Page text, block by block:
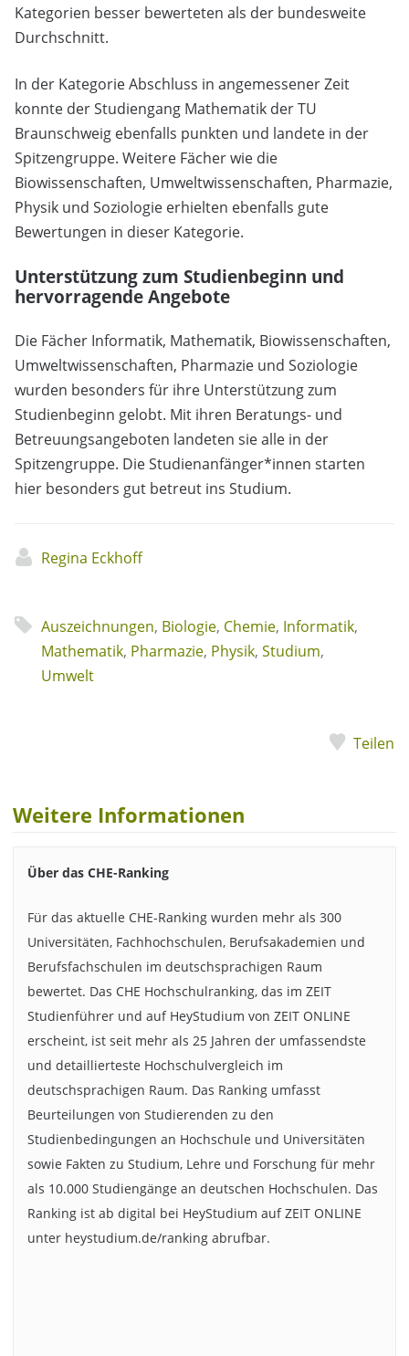
Kategorien besser bewerteten als der bundesweite
Durchschnitt.
In der Kategorie Abschluss in angemessener Zeit
konnte der Studiengang Mathematik der TU
Braunschweig ebenfalls punkten und landete in der
Spitzengruppe. Weitere Fächer wie die
Biowissenschaften, Umweltwissenschaften, Pharmazie,
Physik und Soziologie erhielten ebenfalls gute
Bewertungen in dieser Kategorie.
Unterstützung zum Studienbeginn und
hervorragende Angebote
Die Fächer Informatik, Mathematik, Biowissenschaften,
Umweltwissenschaften, Pharmazie und Soziologie
wurden besonders für ihre Unterstützung zum
Studienbeginn gelobt. Mit ihren Beratungs- und
Betreuungsangeboten landeten sie alle in der
Spitzengruppe. Die Studienanfänger*innen starten
hier besonders gut betreut ins Studium.
Regina Eckhoff
Auszeichnungen, Biologie, Chemie, Informatik,
Mathematik, Pharmazie, Physik, Studium,
Umwelt
Teilen
Weitere Informationen
Über das CHE-Ranking
Für das aktuelle CHE-Ranking wurden mehr als 300
Universitäten, Fachhochschulen, Berufsakademien und
Berufsfachschulen im deutschsprachigen Raum
bewertet. Das CHE Hochschulranking, das im ZEIT
Studienführer und auf HeyStudium von ZEIT ONLINE
erscheint, ist seit mehr als 25 Jahren der umfassendste
und detaillierteste Hochschulvergleich im
deutschsprachigen Raum. Das Ranking umfasst
Beurteilungen von Studierenden zu den
Studienbedingungen an Hochschule und Universitäten
sowie Fakten zu Studium, Lehre und Forschung für mehr
als 10.000 Studiengänge an deutschen Hochschulen. Das
Ranking ist ab digital bei HeyStudium auf ZEIT ONLINE
unter heystudium.de/ranking abrufbar.